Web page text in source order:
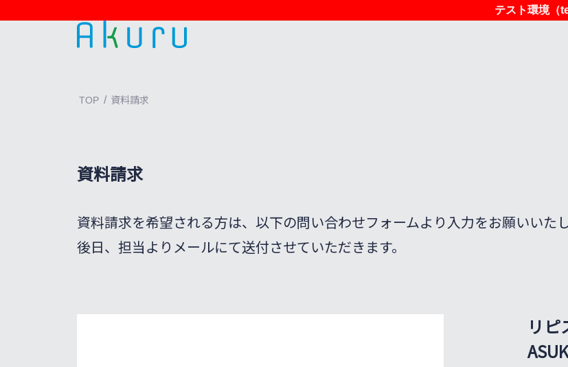
テスト環境（
TOP / 資料請求
資料請求
資料請求を希望される方は、以下の問い合わせフォームより入力をお願いいたし
後日、担当よりメールにて送付させていただきます。
リ